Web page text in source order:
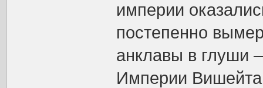
империи
постепенно
анклавы в глуши
Империи